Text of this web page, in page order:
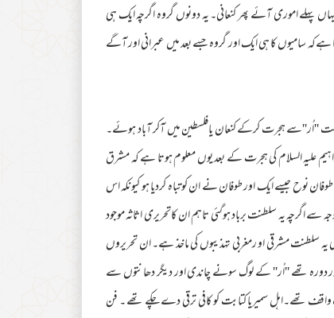
پہلے اموری آئے پھر کنعانی۔ یہ دونوں گروہ اگرچہ ایک ہی
سامیوں کا ہی ایک اور گروہ جسے بعد میں عبرانی اور آگے
''اُر''سے ہجرت کرکے کنعان یافلسطین میں آکر آباد ہوئے۔
علیہ السلام کی ہجرت کے بعد یوں معلوم ہوتا ہے کہ مشرق
نوح جیسے ایک اور طوفان نے ان کوتباہ کردیا ہو کیونکہ اس
یہ سلطنت برباد ہوگئی تاہم ان کاتحریری اثاثہ موجود
کی یہ سلطنت مشرقی او رمغربی تہذیبوں کی ماخذ ہے۔ ان تحریروں
دورہ تھے ''اُر'' کے لوگ سونے چاندی اور دیگر دھانتوں سے
تھے۔اہل سمیریا کتابت کو کافی ترقی دے چکے تھے ۔ فن